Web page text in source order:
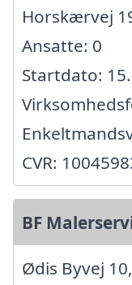
Horskærvej
Ansatte: 0
Startdato:
CVR:
BF
Ødis Byvej